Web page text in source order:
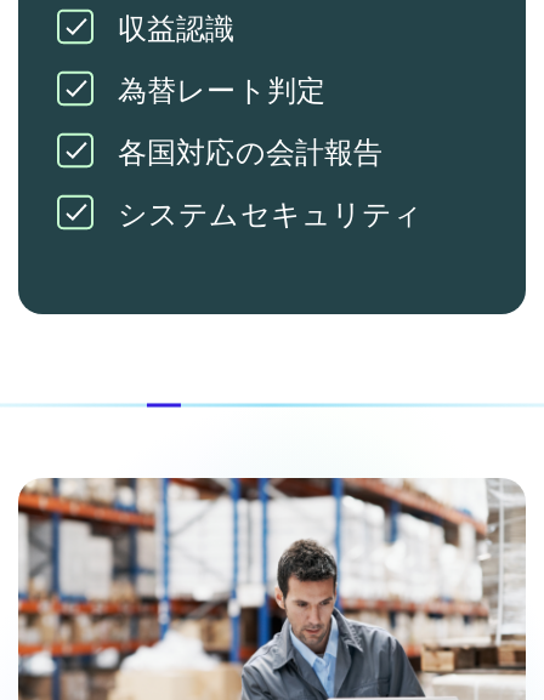
収益認識
為替レート判定
各国対応の会計報告
システムセキュリティ